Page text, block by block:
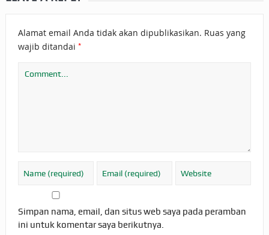
Alamat email Anda tidak akan dipublikasikan. Ruas yang
wajib ditandai *
Simpan nama, email, dan situs web saya pada peramban
ini untuk komentar saya berikutnya.